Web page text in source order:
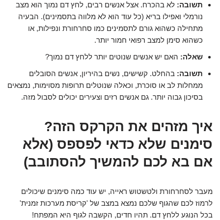
תשובה: לא בהכרח. אצל אנשים רבים, לחץ דם נמוך הוא מצב
נורמלי ואפילו בריא (כל עוד הוא לא מלווה בתסמינים). הבעיה
מתחילה כשהוא גורם לתסמינים כמו סחרחורת ונפילות, או
כשהוא סימן למצב רפואי חמור יותר.
שאלה: האם יש אנשים שנוטים יותר ללחץ דם נמוך?
תשובה: בהחלט. קשישים, נשים בהיריון, אנשים הסובלים
ממחלות לב או סוכרת, וכאלה שנוטלים תרופות מסוימות, נמצאים
בסיכון גבוה יותר. גם אנשים רזים וצעירים יכולים לסבול מזה.
איך מזהים את הקרקס הזה?
סימנים שלא כדאי לפספס (אלא
אם בא לכם להמשיך להסתובב)
מעבר לסחרחורת ולטשטוש ראייה, יש עוד כמה סימנים שיכולים
לרמוז לכם שהגוף שלכם נמצא במצב של 'קריסת מערכות זמנית'
בכל הנוגע ללחץ דם. תהיו חדים, הקשבה לגוף היא המפתח!